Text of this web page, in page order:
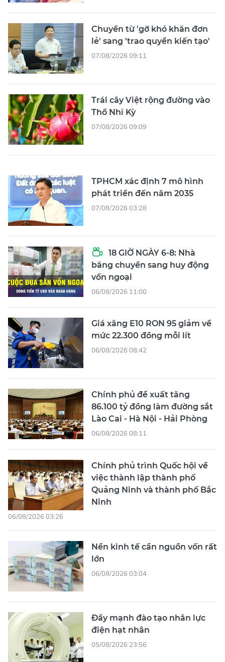
Chuyển từ 'gỡ khó khăn đơn
lẻ' sang 'trao quyền kiến tạo'
07/08/2026 09:11
Trái cây Việt rộng đường vào
Thổ Nhĩ Kỳ
07/08/2026 09:09
TPHCM xác định 7 mô hình
phát triển đến năm 2035
07/08/2026 03:28
18 GIỜ NGÀY 6-8: Nhà
băng chuyển sang huy động
vốn ngoại
06/08/2026 11:00
Giá xăng E10 RON 95 giảm về
mức 22.300 đồng mỗi lít
06/08/2026 08:42
Chính phủ đề xuất tăng
86.100 tỷ đồng làm đường sắt
Lào Cai - Hà Nội - Hải Phòng
06/08/2026 08:11
Chính phủ trình Quốc hội về
việc thành lập thành phố
Quảng Ninh và thành phố Bắc
Ninh
06/08/2026 03:26
Nền kinh tế cần nguồn vốn rất
lớn
06/08/2026 03:04
Đẩy mạnh đào tạo nhân lực
điện hạt nhân
05/08/2026 23:56